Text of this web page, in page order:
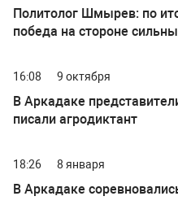
Политолог Шмырев: по
победа на стороне
16:08 9 октября
В Аркадаке
писали агродиктант
18:26 8 января
В Аркадаке